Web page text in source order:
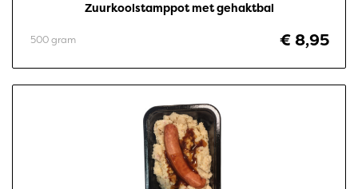
Zuurkoolstamppot met gehaktbal
€ 8,95
500 gram